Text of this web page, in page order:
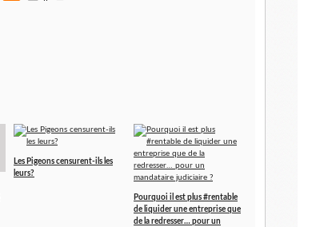
Les Pigeons censurent-ils les
leurs?
Pourquoi il est plus #rentable
de liquider une entreprise que
de la redresser… pour un